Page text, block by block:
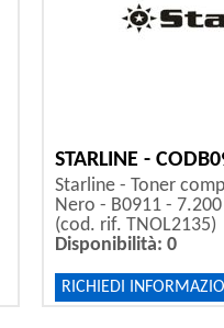
STARLINE -
Starline - Toner
Nero - B0911 -
(cod. rif. TNOL2135)
Disponibilità: 0
RICHIEDI